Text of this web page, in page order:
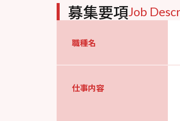
募集要項Job
職種名
仕事内容